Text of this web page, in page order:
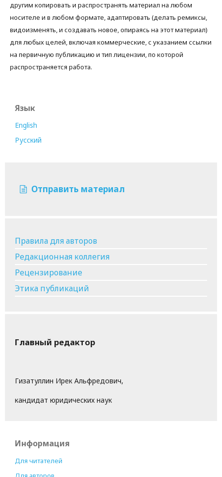
другим копировать и распространять материал на любом
носителе и в любом формате, адаптировать (делать ремиксы,
видоизменять, и создавать новое, опираясь на этот материал)
для любых целей, включая коммерческие, с указанием ссылки
на первичную публикацию и тип лицензии, по которой
распространяется работа.
Язык
English
Русский
Отправить материал
Правила для авторов
Редакционная коллегия
Рецензирование
Этика публикаций
Главный редактор
Гизатуллин Ирек Альфредович,
кандидат юридических наук
Информация
Для читателей